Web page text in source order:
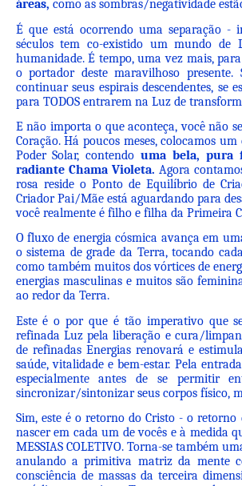
áreas, como as sombras/negatividade
É que está ocorrendo uma separação
séculos tem co-existido um mundo
humanidade. É tempo, uma vez mais,
o portador deste maravilhoso presente.
continuar seus espirais descendentes, se
para TODOS entrarem na Luz de
E não importa o que aconteça, você não
Coração. Há poucos meses, colocamos
Poder Solar, contendouma bela, pura
radiante Chama Violeta. Agora
rosa reside o Ponto de Equilíbrio de
Criador Pai/Mãe está aguardando para
você realmente é filho e filha da Primeira
O fluxo de energia cósmica avança em
o sistema de grade da Terra, tocando
como também muitos dos vórtices de
energias masculinas e muitos são
ao redor da Terra.
Este é o por que é tão imperativo que
refinada Luz pela liberação e cura/
de refinadas Energias renovará e
saúde, vitalidade e bem-estar. Pela
especialmente antes de se permitir
sincronizar/sintonizar seus corpos físico,
Sim, este é o retorno do Cristo - o
nascer em cada um de vocês e à medida
MESSIAS COLETIVO. Torna-se também
anulando a primitiva matriz da mente
consciência de massas da terceira